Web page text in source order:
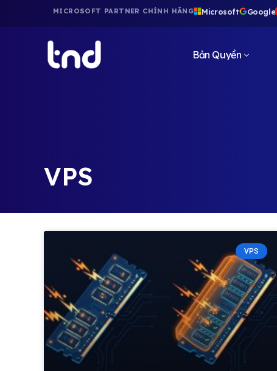
MICROSOFT PARTNER CHÍNH HÃNG Microsoft Google
Bản Quyền
VPS
VPS